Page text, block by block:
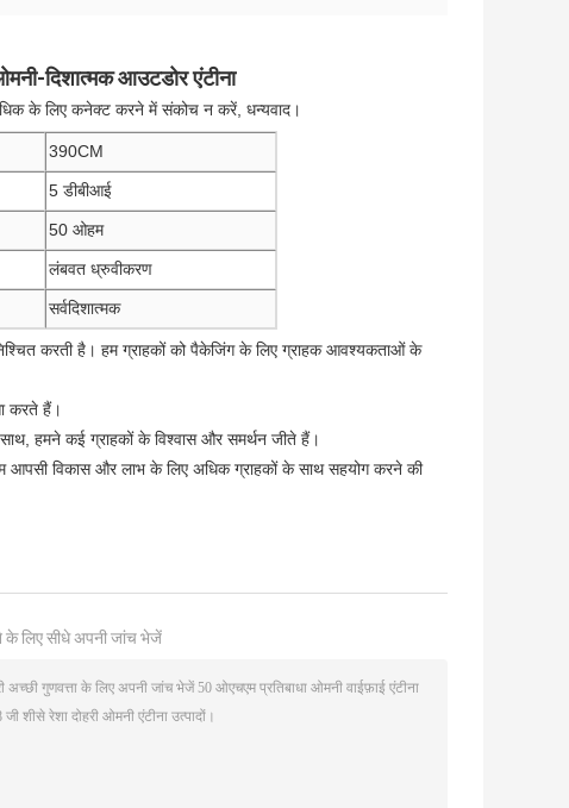
दिशात्मक आउटडोर एंटीना
के लिए कनेक्ट करने में संकोच न करें, धन्यवाद।
390CM
5 डीबीआई
50 ओहम
लंबवत ध्रुवीकरण
सर्वदिशात्मक
करती है। हम ग्राहकों को पैकेजिंग के लिए ग्राहक आवश्यकताओं के
करते हैं।
हमने कई ग्राहकों के विश्वास और समर्थन जीते हैं।
आपसी विकास और लाभ के लिए अधिक ग्राहकों के साथ सहयोग करने की
के लिए सीधे अपनी जांच भेजें